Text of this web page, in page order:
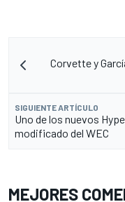
Corvette y
SIGUIENTE ARTÍCULO
Uno de los nuevos
modificado del WEC
MEJORES